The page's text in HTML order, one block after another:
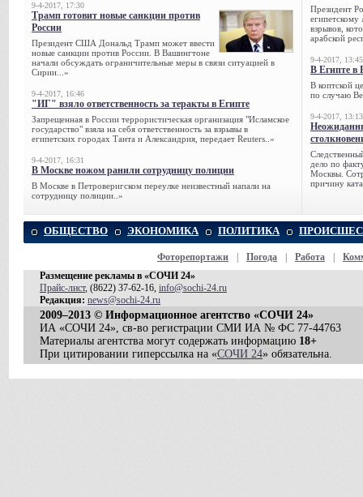
9-4-2017, 17:30
Трамп готовит новые санкции против
России
Президент США Дональд Трамп может ввести
новые санкции против России. В Вашингтоне
начали обсуждать ограничительные меры в связи ситуацией в
Сирии...»
9-4-2017, 16:46
"ИГ" взяло ответственность за теракты в Египте
Запрещенная в России террористическая организация "Исламское
государство" взяла на себя ответственность за взрывы в
египетских городах Танта и Александрия, передает Reuters..»
9-4-2017, 16:31
В Москве ножом ранили сотрудницу полиции
В Москве в Петроверигском переулке неизвестный напали на
сотрудницу полиции..»
Президент
египетскому
взрывов,
арабской
9-4-2017, 13:45
В Египте в
В коптской
по случаю
9-4-2017, 13:13
дело по
Москвы.
причину
ОБЩЕСТВО ЭКОНОМИКА ПОЛИТИКА
Фоторепортажи Погода Работа
Размещение рекламы в «СОЧИ 24»
Прайс-лист, (8622) 37-62-16, info@sochi-24.ru
Редакция: news@sochi-24.ru
2009–2013 © Информационное агентство «СОЧИ 24»
ИА «СОЧИ 24», св-во регистрации СМИ ИА № ФС 77-44763
Материалы агентства могут содержать информацию 18+
При цитировании гиперссылка на «СОЧИ 24» обязательна.